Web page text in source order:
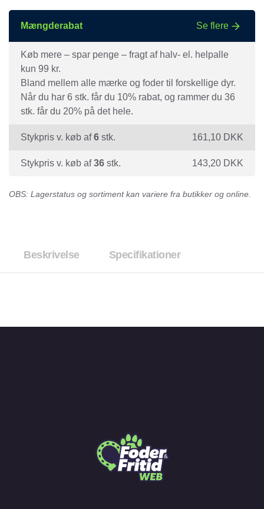
DKK.
DKK.
Mængderabat Se flere
Køb mere – spar penge – fragt af halv- el. helpalle
kun 99 kr.
Bland mellem alle mærke og foder til forskellige dyr.
Når du har 6 stk. får du 10% rabat, og rammer du 36
stk. får du 20% på det hele.
Stykpris v. køb af6 stk. 161,10 DKK
Stykpris v. køb af36 stk. 143,20 DKK
OBS: Lagerstatus og sortiment kan variere fra butikker og online.
Beskrivelse Specifikationer